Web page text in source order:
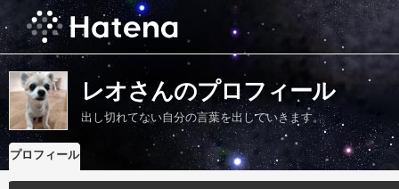
レオさんのプロフィール
出し切れてない自分の言葉を出していきます。
プロフィール